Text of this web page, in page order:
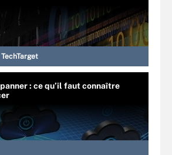
: ce qu’il faut connaître